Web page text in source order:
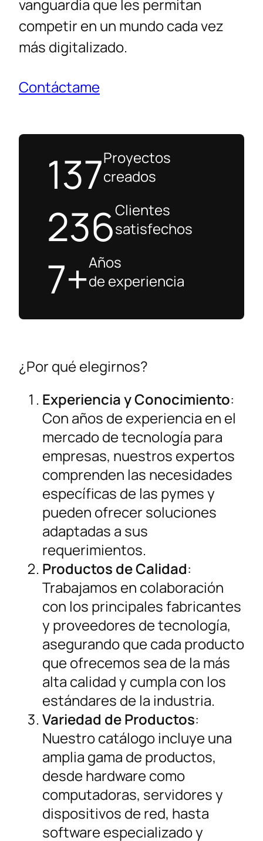
vanguardia que les permitan
competir en un mundo cada vez
más digitalizado.
Contáctame
137Proyectos
creados
236Clientes
satisfechos
7+Años
de experiencia
¿Por qué elegirnos?
Experiencia y Conocimiento:
Con años de experiencia en el
mercado de tecnología para
empresas, nuestros expertos
comprenden las necesidades
específicas de las pymes y
pueden ofrecer soluciones
adaptadas a sus
requerimientos.
Productos de Calidad:
Trabajamos en colaboración
con los principales fabricantes
y proveedores de tecnología,
asegurando que cada producto
que ofrecemos sea de la más
alta calidad y cumpla con los
estándares de la industria.
Variedad de Productos:
Nuestro catálogo incluye una
amplia gama de productos,
desde hardware como
computadoras, servidores y
dispositivos de red, hasta
software especializado y